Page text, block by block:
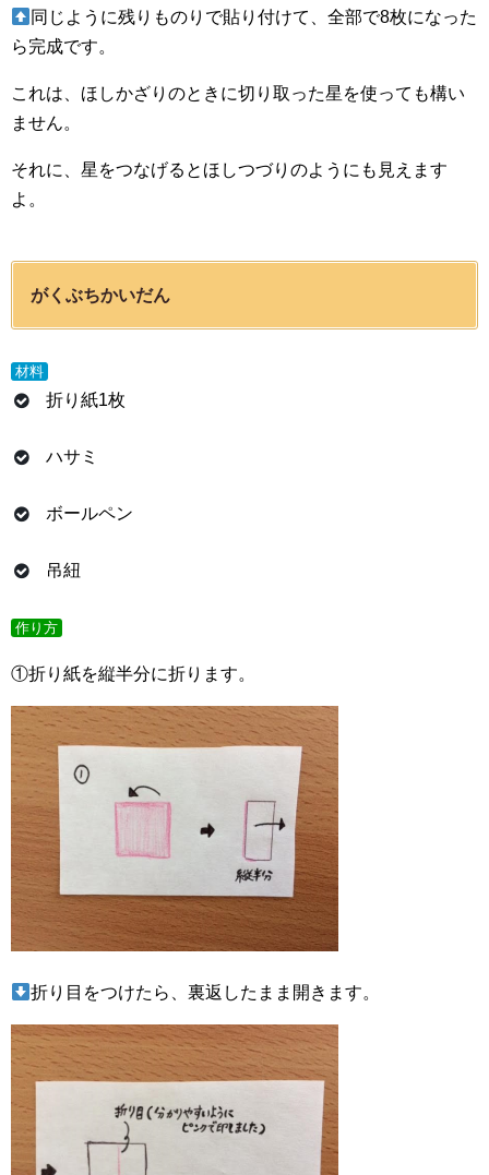
同じように残りものりで貼り付けて、全部で8枚になった
ら完成です。
これは、ほしかざりのときに切り取った星を使っても構い
ません。
それに、星をつなげるとほしつづりのようにも見えます
よ。
がくぶちかいだん
材料
折り紙1枚
ハサミ
ボールペン
吊紐
作り方
①折り紙を縦半分に折ります。
折り目をつけたら、裏返したまま開きます。